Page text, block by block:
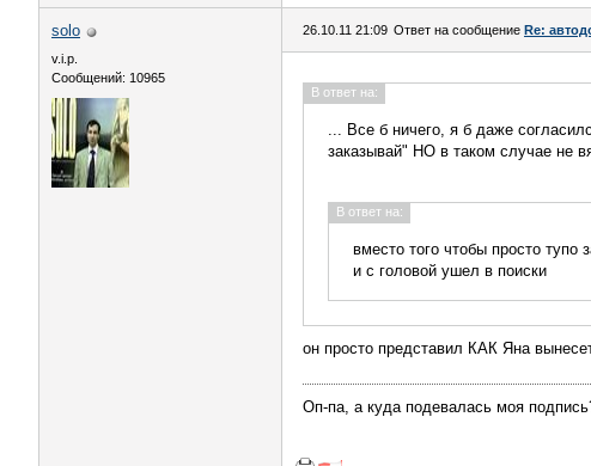
solo
v.i.p.
Сообщений: 10965
26.10.11 21:09 Ответ на сообщение Re:
В ответ на:
... Все б ничего, я б даже
заказывай" НО в таком случае не
В ответ на:
вместо того чтобы просто тупо
и с головой ушел в поиски
он просто представил КАК Яна
Оп-па, а куда подевалась моя